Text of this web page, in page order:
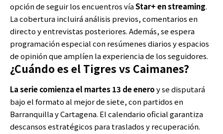
opción de seguir los encuentros víaStar+ en streaming.
La cobertura incluirá análisis previos, comentarios en
directo y entrevistas posteriores. Además, se espera
programación especial con resúmenes diarios y espacios
de opinión que amplíen la experiencia de los seguidores.
¿Cuándo es el Tigres vs Caimanes?
La serie comienza el martes 13 de eneroy se disputará
bajo el formato al mejor de siete, con partidos en
Barranquilla y Cartagena. El calendario oficial garantiza
descansos estratégicos para traslados y recuperación.